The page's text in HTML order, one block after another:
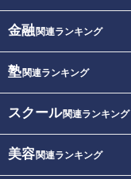
金融関連ランキング
塾関連ランキング
スクール関連ランキング
美容関連ランキング